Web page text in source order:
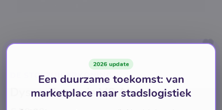
DE STOFZUIGERKONING
Dyson Zuigbuis V6 Absolute
2026 update
Een duurzame toekomst: van
marketplace naar stadslogistiek